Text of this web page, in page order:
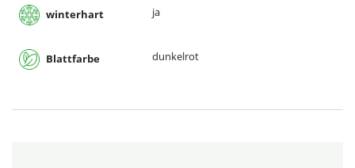
winterhart ja
Blattfarbe dunkelrot